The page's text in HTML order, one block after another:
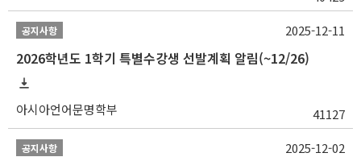
공지사항
2026학년도 1학기 특별수강생 선발계획 알림(~12/26)
아시아언어문명학부 41127
2025-12-11
공지사항 2025-12-02